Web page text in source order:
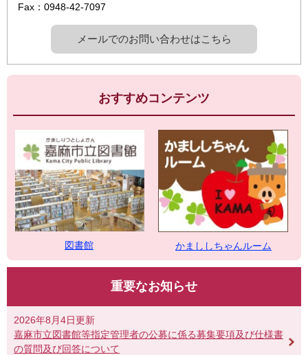
Fax：0948-42-7097
メールでのお問い合わせはこちら
おすすめコンテンツ
図書館 かまししちゃんルーム
重要なお知らせ
2026年8月4日更新
嘉麻市立図書館等指定管理者の公募に係る募集要項及び仕様書
の質問及び回答について